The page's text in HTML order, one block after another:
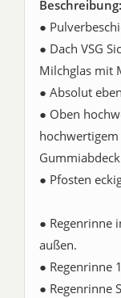
Beschreibung:
●
● Dach VSG
Milchglas mit
● Absolut
● Oben
● Pfosten
● Regenrinne
außen.
● Regenrinne
● Regenrinne